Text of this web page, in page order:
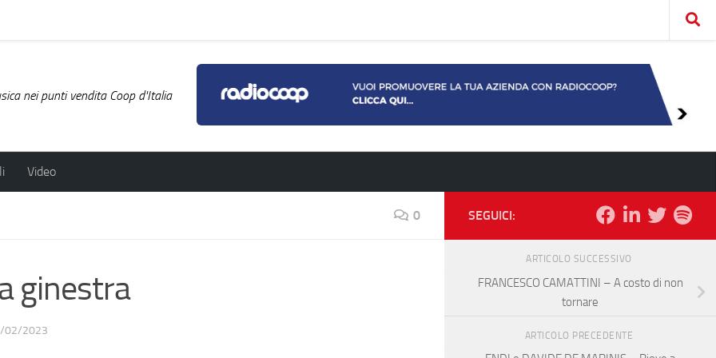
nei punti vendita Coop d'Italia
Video
0
ginestra
02/2023
SEGUICI:
ARTICOLO SUCCESSIVO
FRANCESCO CAMATTINI – A costo di non
tornare
ARTICOLO PRECEDENTE